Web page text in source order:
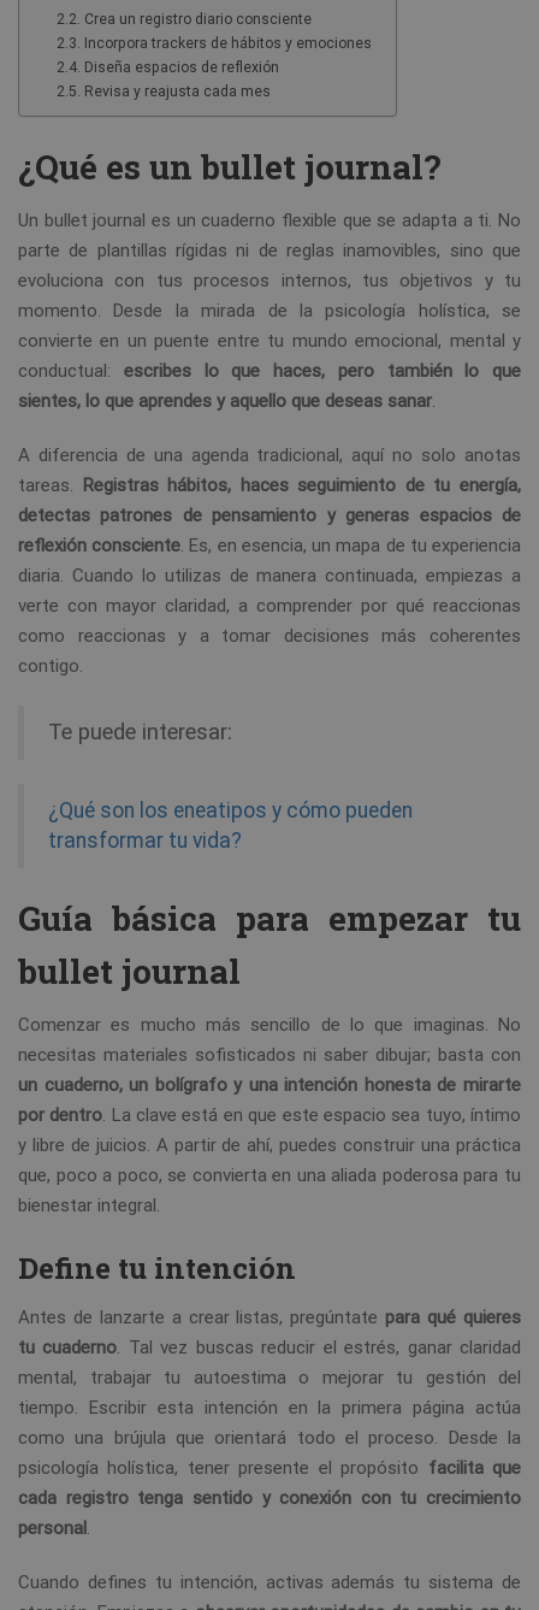
Crea un registro diario consciente
Incorpora trackers de hábitos y emociones
Diseña espacios de reflexión
Revisa y reajusta cada mes
¿Qué es un bullet journal?
Un bullet journal es un cuaderno flexible que se adapta a ti. No
parte de plantillas rígidas ni de reglas inamovibles, sino que
evoluciona con tus procesos internos, tus objetivos y tu
momento. Desde la mirada de la psicología holística, se
convierte en un puente entre tu mundo emocional, mental y
conductual: escribes lo que haces, pero también lo que
sientes, lo que aprendes y aquello que deseas sanar.
A diferencia de una agenda tradicional, aquí no solo anotas
tareas. Registras hábitos, haces seguimiento de tu energía,
detectas patrones de pensamiento y generas espacios de
reflexión consciente. Es, en esencia, un mapa de tu experiencia
diaria. Cuando lo utilizas de manera continuada, empiezas a
verte con mayor claridad, a comprender por qué reaccionas
como reaccionas y a tomar decisiones más coherentes
contigo.
Te puede interesar:
¿Qué son los eneatipos y cómo pueden
transformar tu vida?
Guía básica para empezar tu
bullet journal
Comenzar es mucho más sencillo de lo que imaginas. No
necesitas materiales sofisticados ni saber dibujar; basta con
un cuaderno, un bolígrafo y una intención honesta de mirarte
por dentro. La clave está en que este espacio sea tuyo, íntimo
y libre de juicios. A partir de ahí, puedes construir una práctica
que, poco a poco, se convierta en una aliada poderosa para tu
bienestar integral.
Define tu intención
Antes de lanzarte a crear listas, pregúntate para qué quieres
tu cuaderno. Tal vez buscas reducir el estrés, ganar claridad
mental, trabajar tu autoestima o mejorar tu gestión del
tiempo. Escribir esta intención en la primera página actúa
como una brújula que orientará todo el proceso. Desde la
psicología holística, tener presente el propósito facilita que
cada registro tenga sentido y conexión con tu crecimiento
personal.
Cuando defines tu intención, activas además tu sistema de